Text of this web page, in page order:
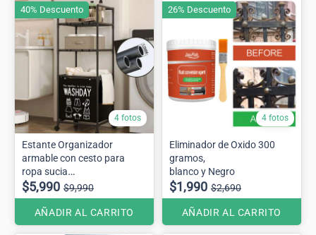
4 fotos
Estante Organizador
armable con cesto para
ropa sucia
42cmx32cmx1.30
$5,990 $9,990
AÑADIR AL CARRITO
40% Descuento
4 fotos
Eliminador de Oxido 300
gramos,
blanco y Negro
$1,990 $2,690
AÑADIR AL CARRITO
26% Descuento